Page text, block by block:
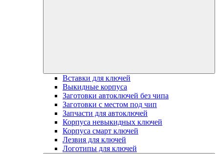
Вставки для ключей
Выкидные корпуса
Заготовки автоключей без чипа
Заготовки с местом под чип
Запчасти для автоключей
Корпуса невыкидных ключей
Корпуса смарт ключей
Лезвия для ключей
Логотипы для ключей